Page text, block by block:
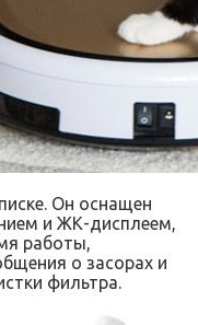
Он оснащен
и ЖК-дисплеем,
работы,
о засорах и
фильтра.